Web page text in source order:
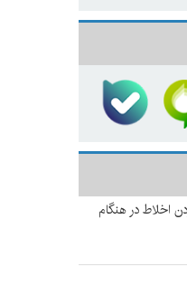
اخلاط در هنگام